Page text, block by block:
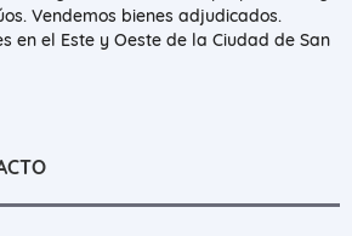
Vendemos bienes adjudicados.
en el Este y Oeste de la Ciudad de San